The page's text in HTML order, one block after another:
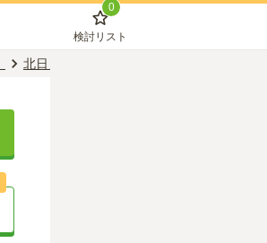
0
検討リスト
北日ノ出駅のお墓（霊園・墓地）